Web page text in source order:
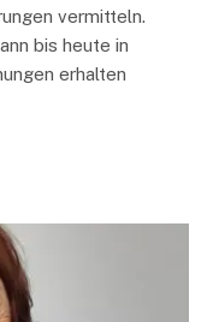
vermitteln.
bis heute in
erhalten